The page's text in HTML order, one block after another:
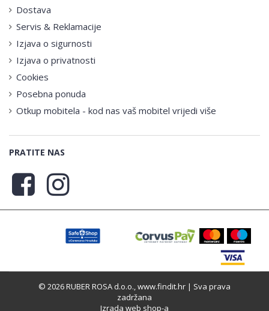
Dostava
Servis & Reklamacije
Izjava o sigurnosti
Izjava o privatnosti
Cookies
Posebna ponuda
Otkup mobitela - kod nas vaš mobitel vrijedi više
PRATITE NAS
© 2026 RUBER ROSA d.o.o., www.findit.hr | Sva prava
zadržana
Izrada web shop-a